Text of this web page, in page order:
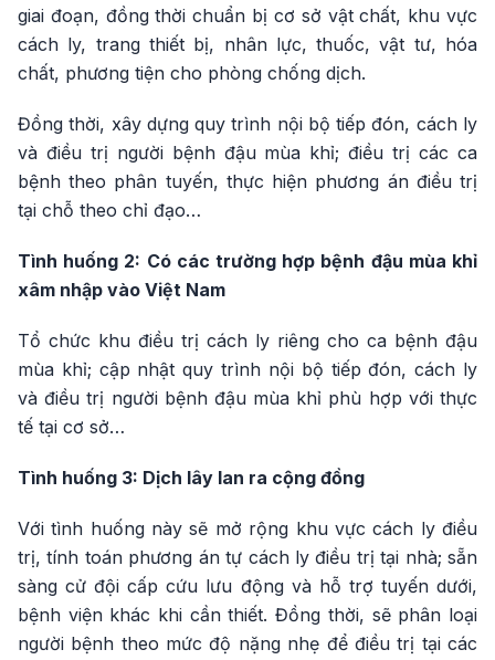
giai đoạn, đồng thời chuẩn bị cơ sở vật chất, khu vực
cách ly, trang thiết bị, nhân lực, thuốc, vật tư, hóa
chất, phương tiện cho phòng chống dịch.
Đồng thời, xây dựng quy trình nội bộ tiếp đón, cách ly
và điều trị người bệnh đậu mùa khỉ; điều trị các ca
bệnh theo phân tuyến, thực hiện phương án điều trị
tại chỗ theo chỉ đạo…
Tình huống 2: Có các trường hợp bệnh đậu mùa khỉ
xâm nhập vào Việt Nam
Tổ chức khu điều trị cách ly riêng cho ca bệnh đậu
mùa khỉ; cập nhật quy trình nội bộ tiếp đón, cách ly
và điều trị người bệnh đậu mùa khỉ phù hợp với thực
tế tại cơ sở…
Tình huống 3: Dịch lây lan ra cộng đồng
Với tình huống này sẽ mở rộng khu vực cách ly điều
trị, tính toán phương án tự cách ly điều trị tại nhà; sẵn
sàng cử đội cấp cứu lưu động và hỗ trợ tuyến dưới,
bệnh viện khác khi cần thiết. Đồng thời, sẽ phân loại
người bệnh theo mức độ nặng nhẹ để điều trị tại các